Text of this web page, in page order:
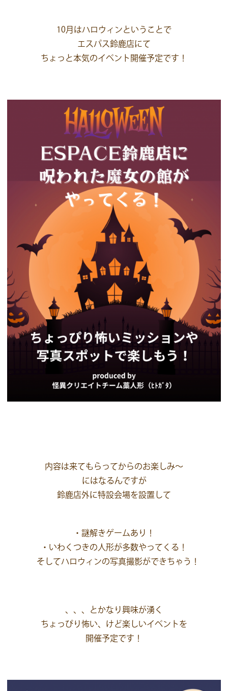
10月はハロウィンということで
エスパス鈴鹿店にて
ちょっと本気のイベント開催予定です！
内容は来てもらってからのお楽しみ～
にはなるんですが
鈴鹿店外に特設会場を設置して
・謎解きゲームあり！
・いわくつきの人形が多数やってくる！
そしてハロウィンの写真撮影ができちゃう！
、、、とかなり興味が湧く
ちょっぴり怖い、けど楽しいイベントを
開催予定です！